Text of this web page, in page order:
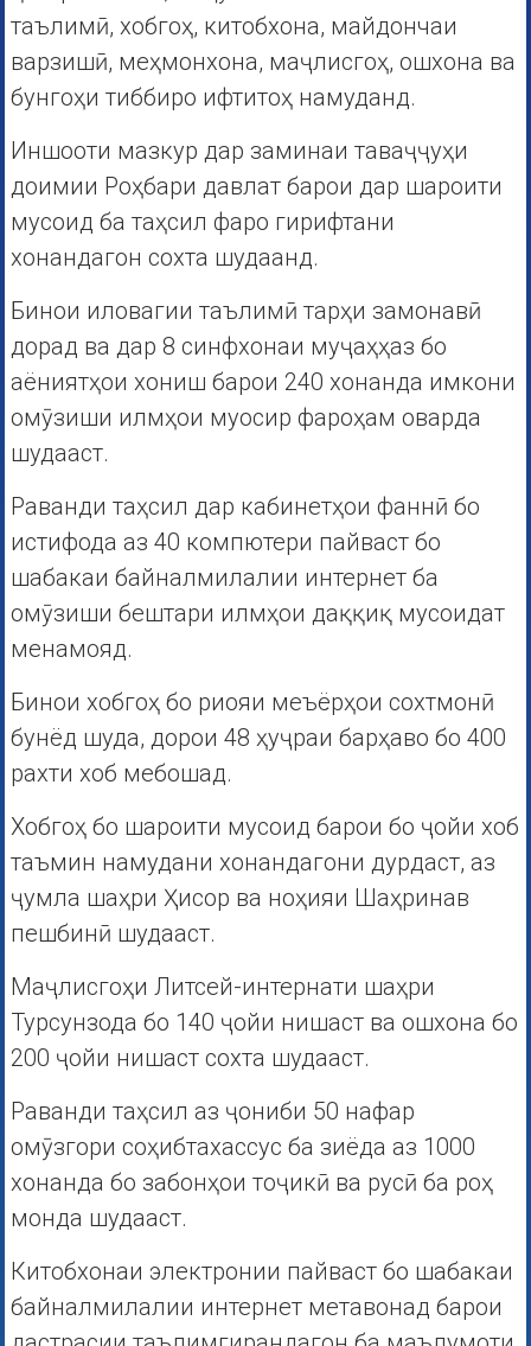
таълимӣ, хобгоҳ, китобхона, майдончаи
варзишӣ, меҳмонхона, маҷлисгоҳ, ошхона ва
бунгоҳи тиббиро ифтитоҳ намуданд.
Иншооти мазкур дар заминаи таваҷҷуҳи
доимии Роҳбари давлат барои дар шароити
мусоид ба таҳсил фаро гирифтани
хонандагон сохта шудаанд.
Бинои иловагии таълимӣ тарҳи замонавӣ
дорад ва дар 8 синфхонаи муҷаҳҳаз бо
аёниятҳои хониш барои 240 хонанда имкони
омӯзиши илмҳои муосир фароҳам оварда
шудааст.
Раванди таҳсил дар кабинетҳои фаннӣ бо
истифода аз 40 компютери пайваст бо
шабакаи байналмилалии интернет ба
омӯзиши бештари илмҳои даққиқ мусоидат
менамояд.
Бинои хобгоҳ бо риояи меъёрҳои сохтмонӣ
бунёд шуда, дорои 48 ҳуҷраи барҳаво бо 400
рахти хоб мебошад.
Хобгоҳ бо шароити мусоид барои бо ҷойи хоб
таъмин намудани хонандагони дурдаст, аз
ҷумла шаҳри Ҳисор ва ноҳияи Шаҳринав
пешбинӣ шудааст.
Маҷлисгоҳи Литсей-интернати шаҳри
Турсунзода бо 140 ҷойи нишаст ва ошхона бо
200 ҷойи нишаст сохта шудааст.
Раванди таҳсил аз ҷониби 50 нафар
омӯзгори соҳибтахассус ба зиёда аз 1000
хонанда бо забонҳои тоҷикӣ ва русӣ ба роҳ
монда шудааст.
Китобхонаи электронии пайваст бо шабакаи
байналмилалии интернет метавонад барои